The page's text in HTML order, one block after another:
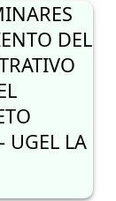
DEL
UGEL LA